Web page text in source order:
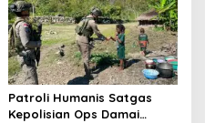
Patroli Humanis Satgas
Kepolisian Ops Damai